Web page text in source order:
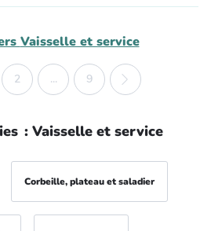
Vaisselle et service
2 ... 9
: Vaisselle et service
Corbeille, plateau et saladier